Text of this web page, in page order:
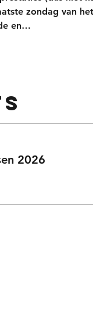
zondag van
en…
2026